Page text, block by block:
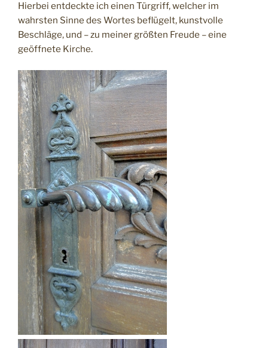
Hierbei entdeckte ich einen Türgriff, welcher im
wahrsten Sinne des Wortes beflügelt, kunstvolle
Beschläge, und – zu meiner größten Freude – eine
geöffnete Kirche.